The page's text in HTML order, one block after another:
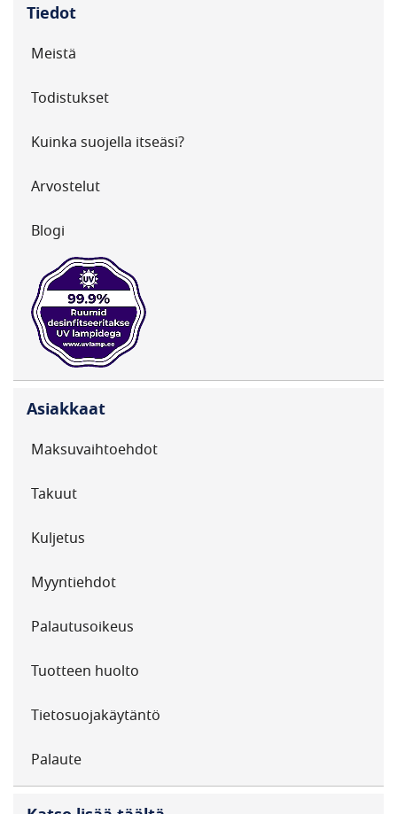
Tiedot
Meistä
Todistukset
Kuinka suojella itseäsi?
Arvostelut
Blogi
Asiakkaat
Maksuvaihtoehdot
Takuut
Kuljetus
Myyntiehdot
Palautusoikeus
Tuotteen huolto
Tietosuojakäytäntö
Palaute